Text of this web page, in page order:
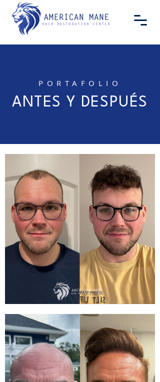
PORTAFOLIO
ANTES Y DESPUÉS